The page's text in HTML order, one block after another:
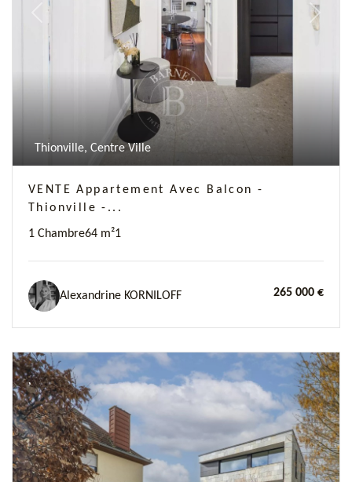
Next
Thionville, Centre Ville
VENTE Appartement Avec Balcon -
Thionville -...
1 Chambre64 m²1
Alexandrine KORNILOFF 265 000 €